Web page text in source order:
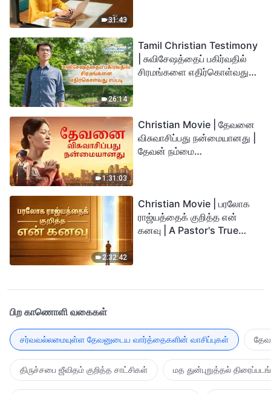
31:43
26:14
Tamil Christian Testimony
| சுவிசேஷத்தைப் பகிர்வதில்
சிரமங்களை எதிர்கொள்வது
1:31:03
Christian Movie | தேவனை
விசுவாசிப்பது நன்மையானது |
தேவன் நம்மை
2:32:42
Christian Movie | பரலோக
ராஜ்யத்தைக் குறித்த என்
கனவு | A Pastor's True
பிற காணொளி வகைகள்
சர்வவல்லமையுள்ள தேவனுடைய வார்த்தைகளின் வாசிப்புகள்
திருச்சபை ஜீவிதம் குறித்த சாட்சிகள் மத துன்புறுத்தல்